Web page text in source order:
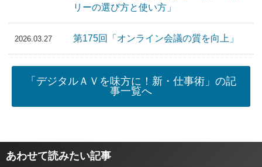
リーの選び方と使い方」
2026.03.27 第175回「オンライン会議の質を向上」
「デジタルＡＶを味方に！新・仕事術」の記
事一覧へ
あわせて読みたい記事